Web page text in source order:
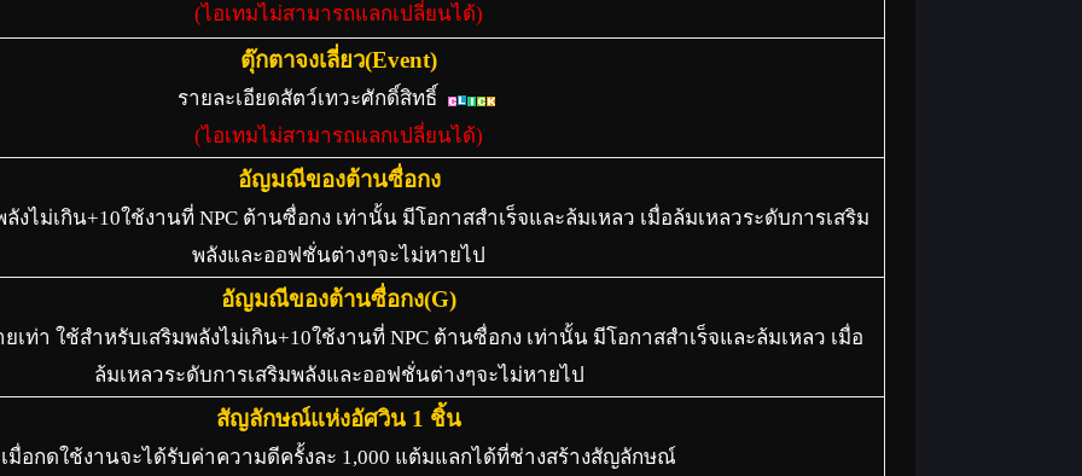
(ไอเทมไม่สามารถแลกเปลี่ยนได้)
ตุ๊กตาจงเลี่ยว(Event)
รายละเอียดสัตว์เทวะศักดิ์สิทธิ์
(ไอเทมไม่สามารถแลกเปลี่ยนได้)
อัญมณีของต้านซื่อกง
งไม่เกิน+10ใช้งานที่ NPC ต้านซื่อกง เท่านั้น มีโอกาสสำเร็จและล้มเหลว เมื่อล้มเหลวระดับการเสริม
พลังและออฟชั่นต่างๆจะไม่หายไป
อัญมณีของต้านซื่อกง(G)
เท่า ใช้สำหรับเสริมพลังไม่เกิน+10ใช้งานที่ NPC ต้านซื่อกง เท่านั้น มีโอกาสสำเร็จและล้มเหลว เมื่อ
ล้มเหลวระดับการเสริมพลังและออฟชั่นต่างๆจะไม่หายไป
สัญลักษณ์แห่งอัศวิน 1 ชิ้น
เมื่อกดใช้งานจะได้รับค่าความดีครั้งละ 1,000 แต้มแลกได้ที่ช่างสร้างสัญลักษณ์